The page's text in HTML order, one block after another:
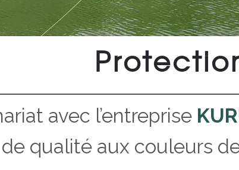
avec l’entreprise
de qualité aux couleurs